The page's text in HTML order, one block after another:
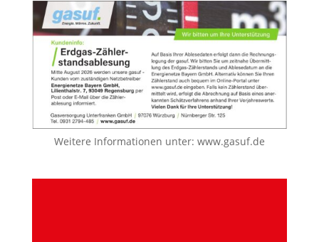
Weitere Informationen unter: www.gasuf.de